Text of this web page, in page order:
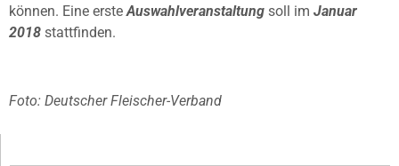
können. Eine ersteAuswahlveranstaltung soll im Januar
2018 stattfinden.
Foto: Deutscher Fleischer-Verband